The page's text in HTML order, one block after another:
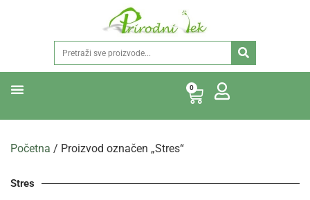
0
Početna / Proizvod označen „Stres“
Stres